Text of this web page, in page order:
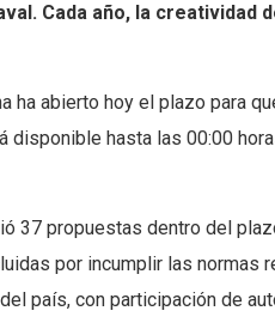
Cada año, la
abierto hoy el plazo para
hasta las 00:00
37 propuestas dentro del
por incumplir las
país, con participación de